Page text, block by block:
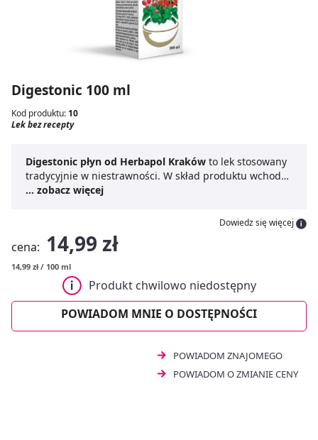
Digestonic 100 ml
Kod produktu: 10
Lek bez recepty
Digestonic płyn od Herbapol Kraków to lek stosowany
tradycyjnie w niestrawności. W skład produktu wchodzą
naturalne składniki, które poprawiają trawienie,
... zobacz więcej
Dowiedz się więcej
cena: 14,99 zł
14,99 zł / 100 ml
Produkt chwilowo niedostępny
POWIADOM MNIE O DOSTĘPNOŚCI
POWIADOM ZNAJOMEGO
POWIADOM O ZMIANIE CENY